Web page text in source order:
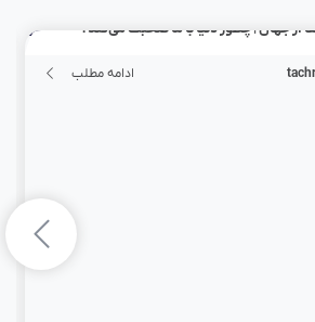
جهان | چطور دنیا با ما صحبت می‌کند؟
ادامه مطلب